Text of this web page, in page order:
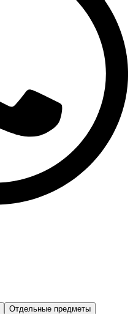
Отдельные предметы